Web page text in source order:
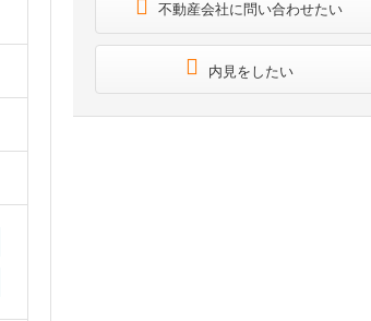
不動産会社に問い合わせたい
内見をしたい